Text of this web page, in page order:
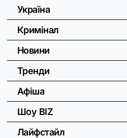
Україна
Кримінал
Новини
Тренди
Афіша
Шоу BIZ
Лайфстайл